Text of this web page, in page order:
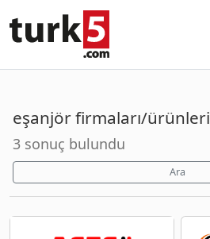
eşanjör firmaları/ürünleri
3 sonuç bulundu
Ara